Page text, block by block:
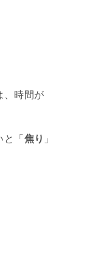
、時間が
「 焦り 」